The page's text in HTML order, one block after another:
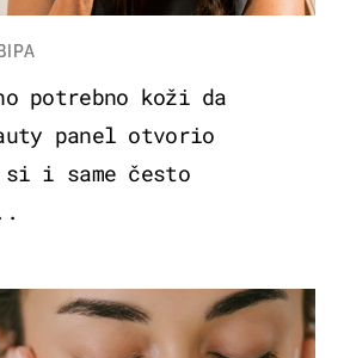
potrebno koži da
panel otvorio
i same često